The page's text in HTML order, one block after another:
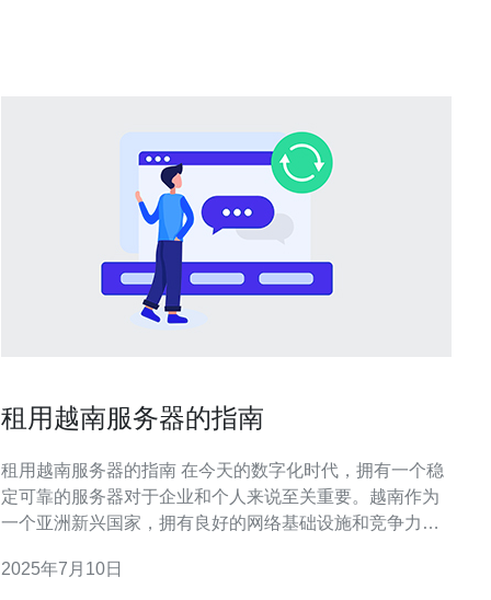
租用越南服务器的指南
租用越南服务器的指南 在今天的数字化时代，拥有一个稳
定可靠的服务器对于企业和个人来说至关重要。越南作为
一个亚洲新兴国家，拥有良好的网络基础设施和竞争力的
为您提供租用越南服务器的详细指南，帮助您快速了解并
2025年7月10日